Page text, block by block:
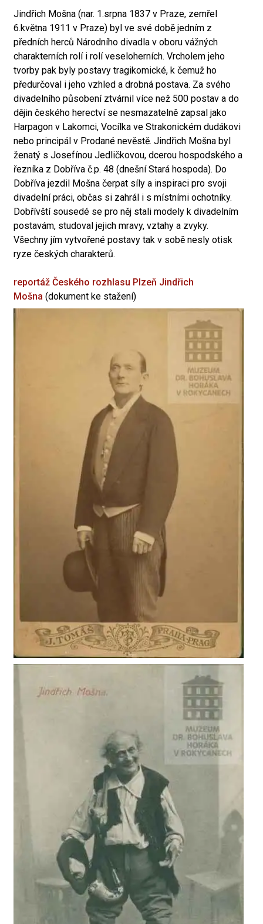
Jindřich Mošna (nar. 1.srpna 1837 v Praze, zemřel
6.května 1911 v Praze) byl ve své době jedním z
předních herců Národního divadla v oboru vážných
charakterních rolí i rolí veseloherních. Vrcholem jeho
tvorby pak byly postavy tragikomické, k čemuž ho
předurčoval i jeho vzhled a drobná postava. Za svého
divadelního působení ztvárnil více než 500 postav a do
dějin českého herectví se nesmazatelně zapsal jako
Harpagon v Lakomci, Vocílka ve Strakonickém dudákovi
nebo principál v Prodané nevěstě. Jindřich Mošna byl
ženatý s Josefínou Jedličkovou, dcerou hospodského a
řezníka z Dobříva č.p. 48 (dnešní Stará hospoda). Do
Dobříva jezdil Mošna čerpat síly a inspiraci pro svoji
divadelní práci, občas si zahrál i s místními ochotníky.
Dobřívští sousedé se pro něj stali modely k divadelním
postavám, studoval jejich mravy, vztahy a zvyky.
Všechny jím vytvořené postavy tak v sobě nesly otisk
ryze českých charakterů.
reportáž Českého rozhlasu Plzeň Jindřich
Mošna (dokument ke stažení)